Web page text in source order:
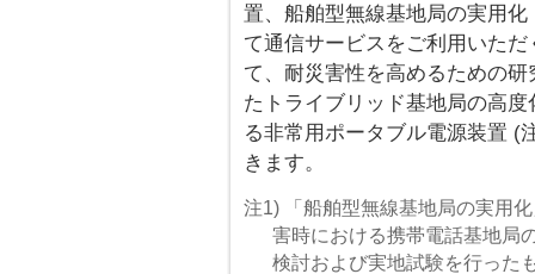
置、船舶型無線基地局の実用
て通信サービスをご利用いた
て、耐災害性を高めるための
たトライブリッド基地局の高
る非常用ポータブル電源装置 (
きます。
注1) 「船舶型無線基地局の実用
害時における携帯電話基地局
検討および実地試験を行った